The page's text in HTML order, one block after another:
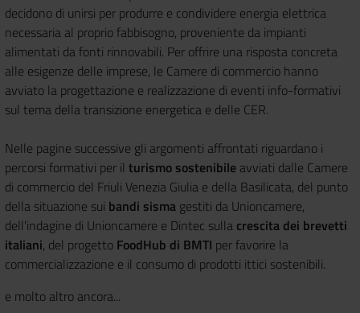
decidono di unirsi per produrre e condividere energia elettrica
necessaria al proprio fabbisogno, proveniente da impianti
alimentati da fonti rinnovabili. Per offrire una risposta concreta
alle esigenze delle imprese, le Camere di commercio hanno
avviato la progettazione e realizzazione di eventi info-formativi
sul tema della transizione energetica e delle CER.
Nelle pagine successive gli argomenti affrontati riguardano i
percorsi formativi per il turismo sostenibile avviati dalle Camere
di commercio del Friuli Venezia Giulia e della Basilicata, del punto
della situazione sui bandi sisma gestiti da Unioncamere,
dell'indagine di Unioncamere e Dintec sulla crescita dei brevetti
italiani, del progetto FoodHub di BMTI per favorire la
commercializzazione e il consumo di prodotti ittici sostenibili.
e molto altro ancora...